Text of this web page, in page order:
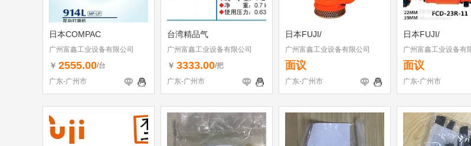
日本COMPAC
广州富鑫工业设备有限公司
￥ 2555.00/台
广东-广州市
台湾精品气
广州富鑫工业设备有限公司
￥ 3333.00/把
广东-广州市
日本FUJI/
广州富鑫工业设备有限公司
面议
广东-广州市
日本FUJI/
广州富鑫工业设备有
面议
广东-广州市